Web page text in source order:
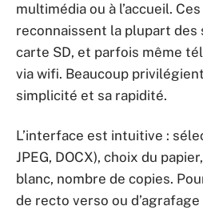
multimédia ou à l’accueil.
reconnaissent la plupart des
carte SD, et parfois même
via wifi. Beaucoup
simplicité et sa rapidité.
L’interface est intuitive :
JPEG, DOCX), choix du
blanc, nombre de copies.
de recto verso ou